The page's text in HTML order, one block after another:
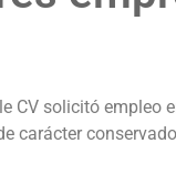
CV solicitó empleo
carácter